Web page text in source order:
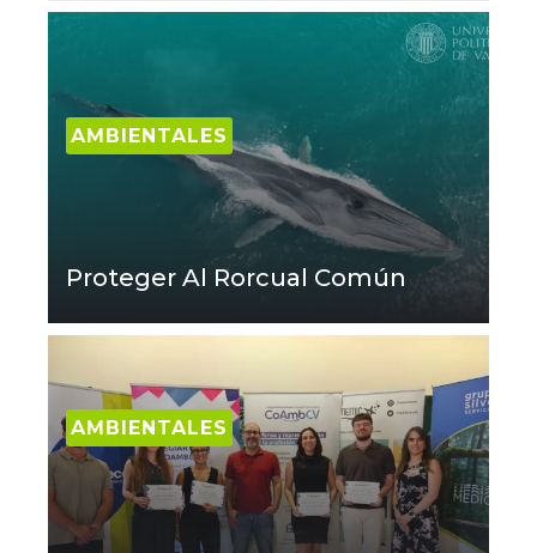
AMBIENTALES
Proteger Al Rorcual Común
AMBIENTALES